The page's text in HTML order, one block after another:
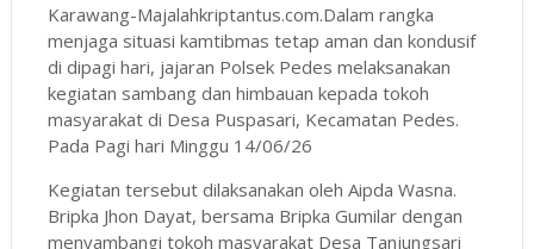
Karawang-Majalahkriptantus.com.Dalam rangka
menjaga situasi kamtibmas tetap aman dan kondusif
di dipagi hari, jajaran Polsek Pedes melaksanakan
kegiatan sambang dan himbauan kepada tokoh
masyarakat di Desa Puspasari, Kecamatan Pedes.
Pada Pagi hari Minggu 14/06/26
Kegiatan tersebut dilaksanakan oleh Aipda Wasna.
Bripka Jhon Dayat, bersama Bripka Gumilar dengan
menyambangi tokoh masyarakat Desa Tanjungsari